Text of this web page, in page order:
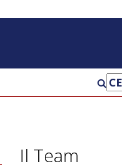
Il Team